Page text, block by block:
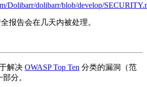
Dolibarr/dolibarr/blob/develop/
报告会在几天内被处理。
解决 OWASP Top Ten 分类的漏洞（范
分。